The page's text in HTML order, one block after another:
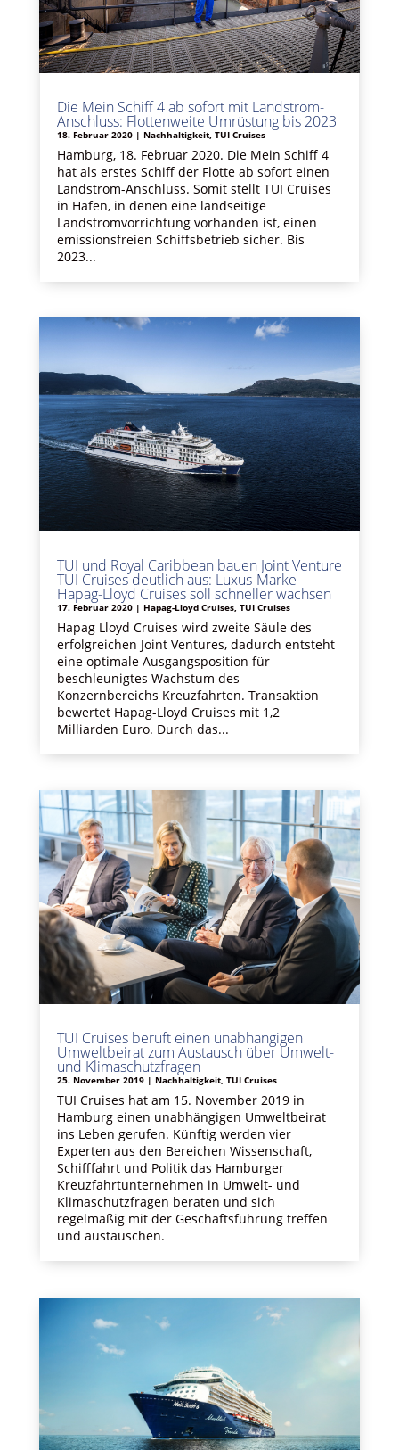
Die Mein Schiff 4 ab sofort mit Landstrom-
Anschluss: Flottenweite Umrüstung bis 2023
18. Februar 2020| Nachhaltigkeit, TUI Cruises
Hamburg, 18. Februar 2020. Die Mein Schiff 4
hat als erstes Schiff der Flotte ab sofort einen
Landstrom-Anschluss. Somit stellt TUI Cruises
in Häfen, in denen eine landseitige
Landstromvorrichtung vorhanden ist, einen
emissionsfreien Schiffsbetrieb sicher. Bis
2023...
TUI und Royal Caribbean bauen Joint Venture
TUI Cruises deutlich aus: Luxus-Marke
Hapag-Lloyd Cruises soll schneller wachsen
17. Februar 2020| Hapag-Lloyd Cruises, TUI Cruises
Hapag Lloyd Cruises wird zweite Säule des
erfolgreichen Joint Ventures, dadurch entsteht
eine optimale Ausgangsposition für
beschleunigtes Wachstum des
Konzernbereichs Kreuzfahrten. Transaktion
bewertet Hapag-Lloyd Cruises mit 1,2
Milliarden Euro. Durch das...
TUI Cruises beruft einen unabhängigen
Umweltbeirat zum Austausch über Umwelt-
und Klimaschutzfragen
25. November 2019| Nachhaltigkeit, TUI Cruises
TUI Cruises hat am 15. November 2019 in
Hamburg einen unabhängigen Umweltbeirat
ins Leben gerufen. Künftig werden vier
Experten aus den Bereichen Wissenschaft,
Schifffahrt und Politik das Hamburger
Kreuzfahrtunternehmen in Umwelt- und
Klimaschutzfragen beraten und sich
regelmäßig mit der Geschäftsführung treffen
und austauschen.